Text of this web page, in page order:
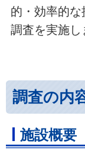
的・効率的
調査を実施し
調査の内
施設概要